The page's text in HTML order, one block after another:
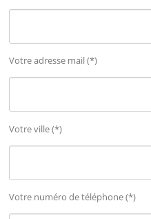
Votre adresse mail (*)
Votre ville (*)
Votre numéro de téléphone (*)